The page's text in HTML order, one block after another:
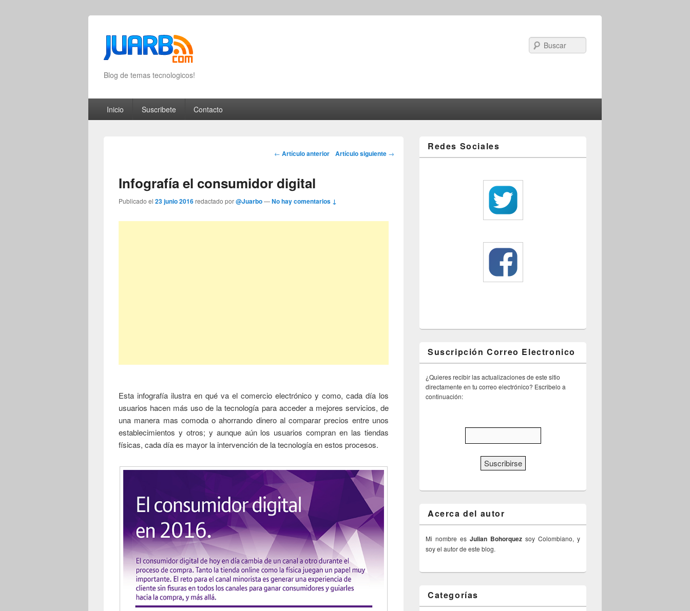
Blog de temas tecnologicos!
Primary menu
Skip to primary content
Skip to secondary content
Inicio Suscribete Contacto
Post navigation
← Artículo anterior Artículo siguiente →
Infografía el consumidor digital
Publicado el23 junio 2016redactado por@Juarbo—No hay comentarios ↓
Esta infografía ilustra en qué va el comercio electrónico y como, cada día los
usuarios hacen más uso de la tecnología para acceder a mejores servicios, de
una manera mas comoda o ahorrando dinero al comparar precios entre unos
establecimientos y otros; y aunque aún los usuarios compran en las tiendas
físicas, cada día es mayor la intervención de la tecnología en estos procesos.
Redes Sociales
Suscripción Correo Electronico
¿Quieres recibir las actualizaciones de este sitio
directamente en tu correo electrónico? Escribelo a
continuación:
Acerca del autor
Mi nombre es Julian Bohorquez soy Colombiano, y
soy el autor de este blog.
Categorías